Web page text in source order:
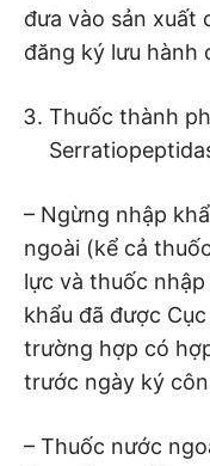
đưa vào sản xuất
đăng ký lưu hành
Thuốc thành
– Ngừng nhập
ngoài (kể cả
lực và thuốc
khẩu đã được
trường hợp có
trước ngày ký
– Thuốc nước